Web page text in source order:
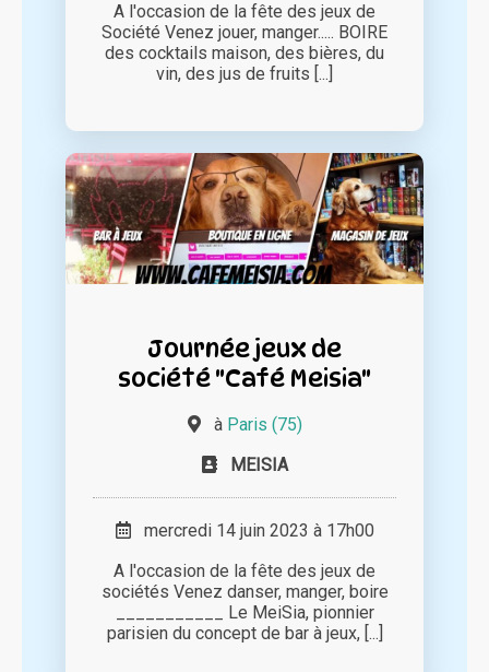
A l'occasion de la fête des jeux de
Société Venez jouer, manger..... BOIRE
des cocktails maison, des bières, du
vin, des jus de fruits [...]
Journée jeux de
société "Café Meisia"
à Paris (75)
MEISIA
mercredi 14 juin 2023 à 17h00
A l'occasion de la fête des jeux de
sociétés Venez danser, manger, boire
___________ Le MeiSia, pionnier
parisien du concept de bar à jeux, [...]